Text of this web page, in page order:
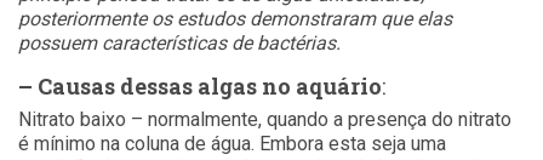
posteriormente os estudos demonstraram que elas
possuem características de bactérias.
– Causas dessas algas no aquário:
Nitrato baixo – normalmente, quando a presença do nitrato
é mínimo na coluna de água. Embora esta seja uma